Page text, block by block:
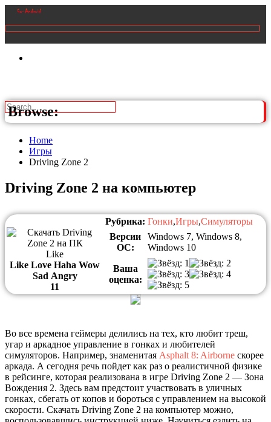
Browse:
Home
Игры
Driving Zone 2
Driving Zone 2 на компьютер
Like
Like Love Haha Wow
Sad Angry
11
Рубрика: Гонки,Игры,Симуляторы
Версии
ОС:
Windows 7, Windows 8,
Windows 10
Ваша
оценка:
Во все времена геймеры делились на тех, кто любит треш,
угар и аркадное управление в гонках и любителей
симуляторов. Например, знаменитая Asphalt 8: Airborne скорее
аркада. А сегодня речь пойдет как раз о реалистичной физике
в рейсинге, которая реализована в игре Driving Zone 2 — Зона
Вождения 2. Здесь вам предстоит участвовать в уличных
гонках, сбегать от копов и бороться с управлением на высокой
скорости. Скачать Driving Zone 2 на компьютер можно,